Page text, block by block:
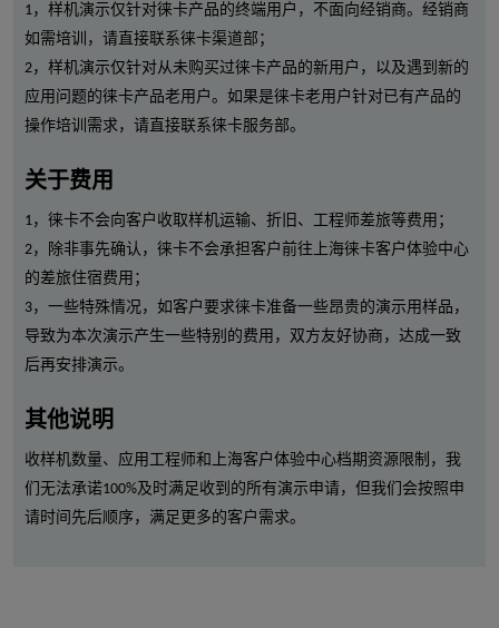
1，样机演示仅针对徕卡产品的终端用户，不面向经销商。经销商
如需培训，请直接联系徕卡渠道部；
2，样机演示仅针对从未购买过徕卡产品的新用户，以及遇到新的
应用问题的徕卡产品老用户。如果是徕卡老用户针对已有产品的
操作培训需求，请直接联系徕卡服务部。
关于费用
1，徕卡不会向客户收取样机运输、折旧、工程师差旅等费用；
2，除非事先确认，徕卡不会承担客户前往上海徕卡客户体验中心
的差旅住宿费用；
3，一些特殊情况，如客户要求徕卡准备一些昂贵的演示用样品，
导致为本次演示产生一些特别的费用，双方友好协商，达成一致
后再安排演示。
其他说明
收样机数量、应用工程师和上海客户体验中心档期资源限制，我
们无法承诺100%及时满足收到的所有演示申请，但我们会按照申
请时间先后顺序，满足更多的客户需求。